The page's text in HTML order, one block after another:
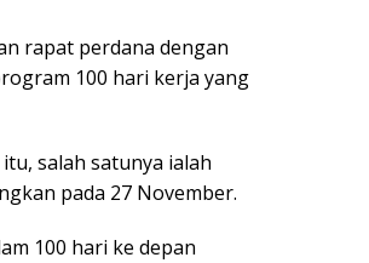
rapat perdana dengan
100 hari kerja yang
salah satunya ialah
pada 27 November.
100 hari ke depan